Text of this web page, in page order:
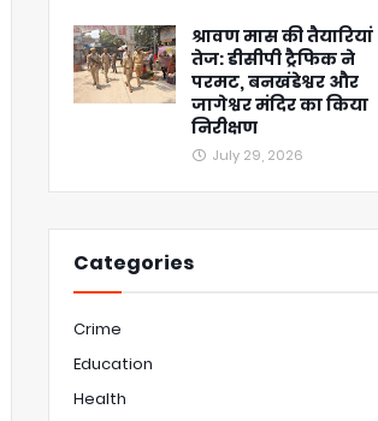
श्रावण मास की तैयारियां
तेज: डीसीपी ट्रैफिक ने
परमट, बनखंडेश्वर और
जागेश्वर मंदिर का किया
निरीक्षण
July 29, 2026
Categories
Crime
Education
Health